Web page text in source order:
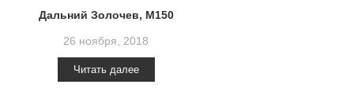
Дальний Золочев, М150
26 ноября, 2018
Читать далее